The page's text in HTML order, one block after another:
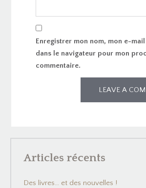
Enregistrer mon nom, mon e-
dans le navigateur pour mon
commentaire.
Articles récents
Des livres… et des nouvelles !